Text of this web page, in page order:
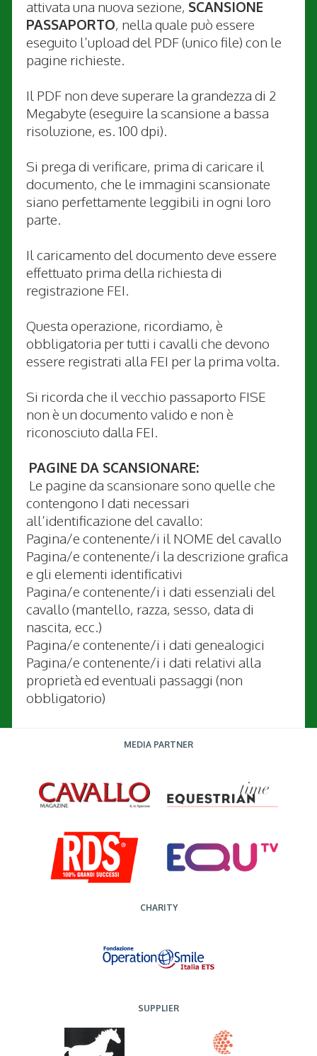
attivata una nuova sezione, SCANSIONE
PASSAPORTO, nella quale può essere
eseguito l’upload del PDF (unico file) con le
pagine richieste.
Il PDF non deve superare la grandezza di 2
Megabyte (eseguire la scansione a bassa
risoluzione, es. 100 dpi).
Si prega di verificare, prima di caricare il
documento, che le immagini scansionate
siano perfettamente leggibili in ogni loro
parte.
Il caricamento del documento deve essere
effettuato prima della richiesta di
registrazione FEI.
Questa operazione, ricordiamo, è
obbligatoria per tutti i cavalli che devono
essere registrati alla FEI per la prima volta.
Si ricorda che il vecchio passaporto FISE
non è un documento valido e non è
riconosciuto dalla FEI.
PAGINE DA SCANSIONARE:
Le pagine da scansionare sono quelle che
contengono I dati necessari
all’identificazione del cavallo:
Pagina/e contenente/i il NOME del cavallo
Pagina/e contenente/i la descrizione grafica
e gli elementi identificativi
Pagina/e contenente/i i dati essenziali del
cavallo (mantello, razza, sesso, data di
nascita, ecc.)
Pagina/e contenente/i i dati genealogici
Pagina/e contenente/i i dati relativi alla
proprietà ed eventuali passaggi (non
obbligatorio)
MEDIA PARTNER
CHARITY
SUPPLIER